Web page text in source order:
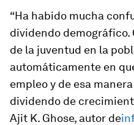
“Ha habido mucha
dividendo demográfico.
de la juventud en la
automáticamente en
empleo y de esa
dividendo de
Ajit K. Ghose, autor de